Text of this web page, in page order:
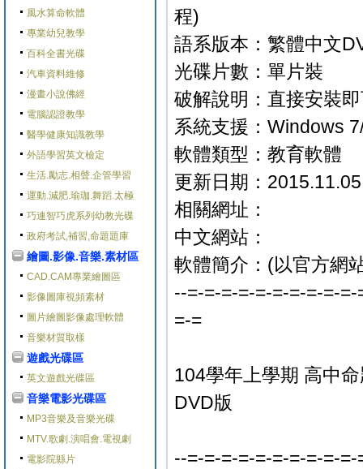
風水算命軟體
專業幼兒教學
百科全書光碟
汽車資料維修
漫畫小說佛經
電腦認證教學
醫學健康知識教學
外語學習英文檢定
生活.勵志.相聲.企管學習
運動.減肥.瑜珈.舞蹈.太極
巧連智巧虎系列幼教光碟
政府考試,補習,命題題庫
繪圖.影像.音樂.素材區
CAD.CAM專業繪圖區
影像圖庫視頻素材
圖片繪圖影像處理軟體
音樂材質取樣
遊戲光碟區
英文遊戲光碟區
音樂電影光碟區
MP3音樂及音樂光碟
MTV.歌劇.演唱會.電視劇
電影院縣片
程)
語系版本：繁體中文
光碟片數：單片裝
破解說明：直接安裝
系統支援：Windows
軟體類型：教育軟體
更新日期：2015.11.05
相關網址：
中文網站：
軟體簡介：(以官方網
--=-=-=-=-=-=-=-=-=-
=-=
104學年上學期 高中
DVD版
--=-=-=-=-=-=-=-=-=-